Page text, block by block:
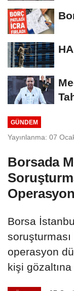
GÜNDEM
Yayınlanma: 07
Borsada
Borsa
operasyon
kişi gözaltına